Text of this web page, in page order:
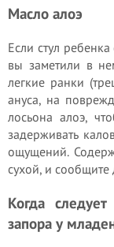
Масло алоэ
Если стул
вы заметили в
легкие ранки
ануса, на
лосьона алоэ,
задерживать
ощущений.
сухой, и сообщите
Когда
запора у